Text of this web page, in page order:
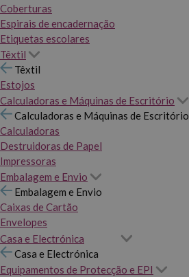
Coberturas
Espirais de encadernação
Etiquetas escolares
Têxtil
Têxtil
Estojos
Calculadoras e Máquinas de Escritório
Calculadoras e Máquinas de Escritório
Calculadoras
Destruidoras de Papel
Impressoras
Embalagem e Envio
Embalagem e Envio
Caixas de Cartão
Envelopes
Casa e Electrónica
Casa e Electrónica
Equipamentos de Protecção e EPI